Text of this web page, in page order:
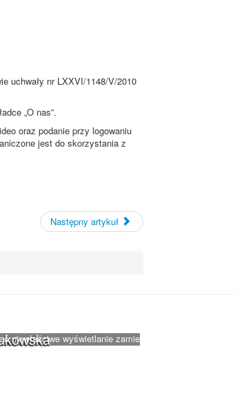
uchwały nr LXXVI/1148/V/2010
„O nas”.
oraz podanie przy logowaniu
jest do skorzystania z
Następny artykuł
podobnych technologii.
wyświetlanie zamieszczonych materiałów.